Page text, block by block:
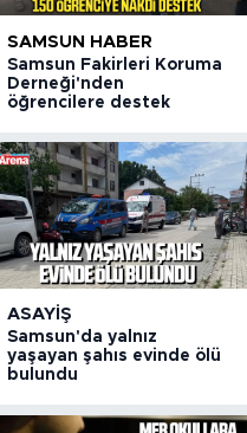
SAMSUN HABER
Samsun Fakirleri Koruma
Derneği'nden
öğrencilere destek
ASAYIŞ
Samsun'da yalnız
yaşayan şahıs evinde ölü
bulundu